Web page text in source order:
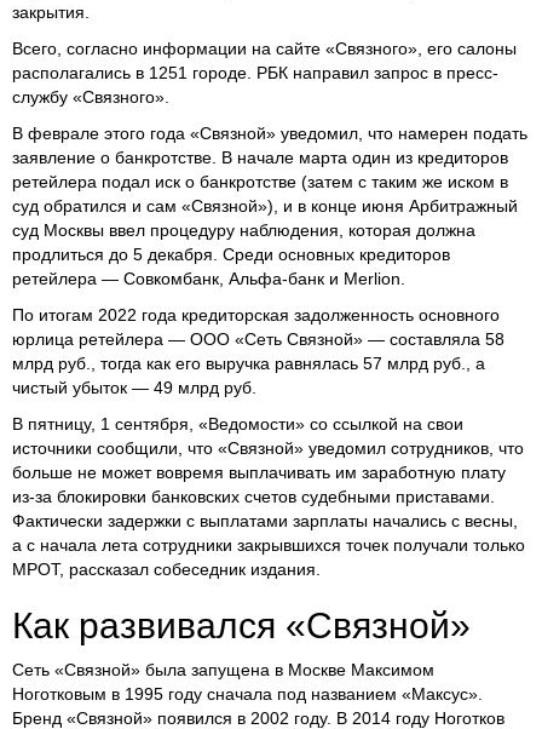
закрытия.
Всего, согласно информации на сайте «Связного», его салоны
располагались в 1251 городе. РБК направил запрос в пресс-
службу «Связного».
В феврале этого года «Связной» уведомил, что намерен подать
заявление о банкротстве. В начале марта один из кредиторов
ретейлера подал иск о банкротстве (затем с таким же иском в
суд обратился и сам «Связной»), и в конце июня Арбитражный
суд Москвы ввел процедуру наблюдения, которая должна
продлиться до 5 декабря. Среди основных кредиторов
ретейлера — Совкомбанк, Альфа-банк и Merlion.
По итогам 2022 года кредиторская задолженность основного
юрлица ретейлера — ООО «Сеть Связной» — составляла 58
млрд руб., тогда как его выручка равнялась 57 млрд руб., а
чистый убыток — 49 млрд руб.
В пятницу, 1 сентября, «Ведомости» со ссылкой на свои
источники сообщили, что «Связной» уведомил сотрудников, что
больше не может вовремя выплачивать им заработную плату
из-за блокировки банковских счетов судебными приставами.
Фактически задержки с выплатами зарплаты начались с весны,
а с начала лета сотрудники закрывшихся точек получали только
МРОТ, рассказал собеседник издания.
Как развивался «Связной»
Сеть «Связной» была запущена в Москве Максимом
Ноготковым в 1995 году сначала под названием «Максус».
Бренд «Связной» появился в 2002 году. В 2014 году Ноготков